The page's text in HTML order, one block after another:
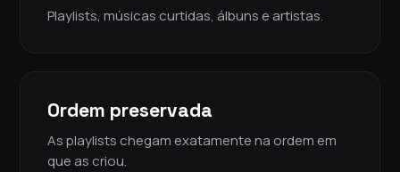
Playlists, músicas curtidas, álbuns e artistas.
Ordem preservada
As playlists chegam exatamente na ordem em
que as criou.